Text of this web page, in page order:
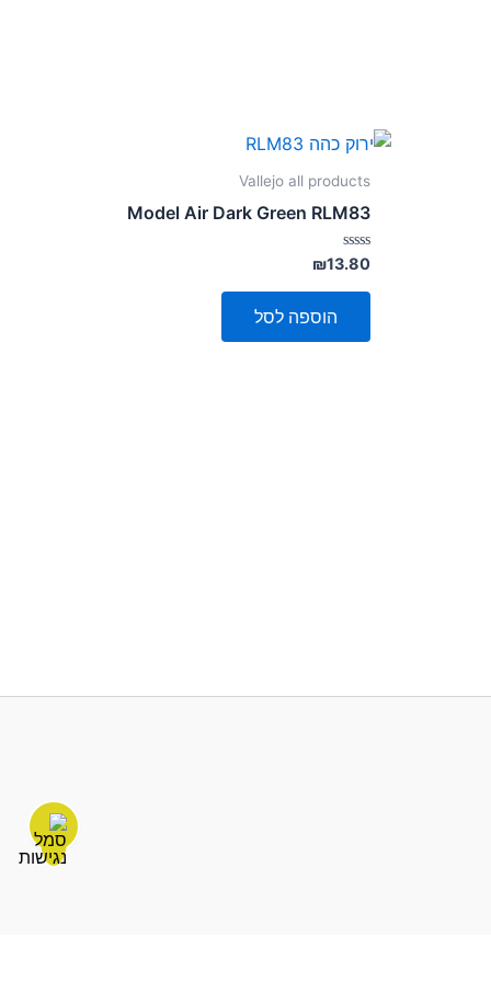
Vallejo all products
Model Air Dark Green RLM83
דורג
0
מתוך
₪13.80
הוספה לסל